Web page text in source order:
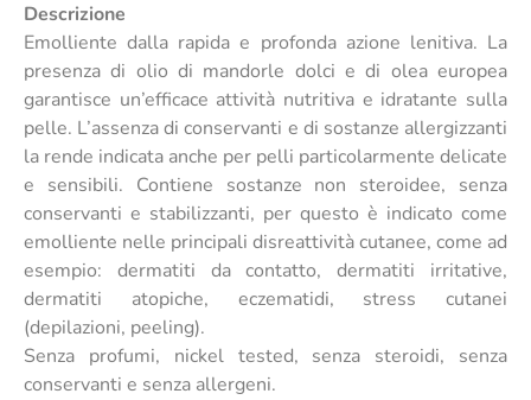
Descrizione
Emolliente dalla rapida e profonda azione lenitiva. La
presenza di olio di mandorle dolci e di olea europea
garantisce un’efficace attività nutritiva e idratante sulla
pelle. L’assenza di conservanti e di sostanze allergizzanti
la rende indicata anche per pelli particolarmente delicate
e sensibili. Contiene sostanze non steroidee, senza
conservanti e stabilizzanti, per questo è indicato come
emolliente nelle principali disreattività cutanee, come ad
esempio: dermatiti da contatto, dermatiti irritative,
dermatiti atopiche, eczematidi, stress cutanei
(depilazioni, peeling).
Senza profumi, nickel tested, senza steroidi, senza
conservanti e senza allergeni.